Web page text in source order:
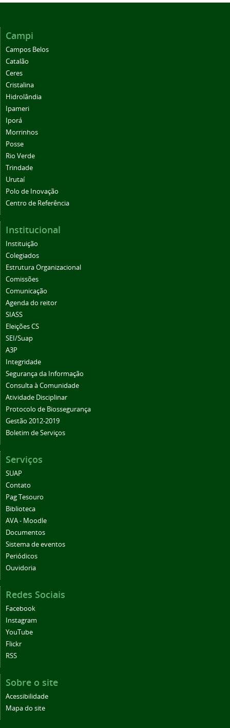
Campi
Campos Belos
Catalão
Ceres
Cristalina
Hidrolândia
Ipameri
Iporá
Morrinhos
Posse
Rio Verde
Trindade
Urutaí
Polo de Inovação
Centro de Referência
Institucional
Instituição
Colegiados
Estrutura Organizacional
Comissões
Comunicação
Agenda do reitor
SIASS
Eleições CS
SEI/Suap
A3P
Integridade
Segurança da Informação
Consulta à Comunidade
Atividade Disciplinar
Protocolo de Biossegurança
Gestão 2012-2019
Boletim de Serviços
Serviços
SUAP
Contato
Pag Tesouro
Biblioteca
AVA - Moodle
Documentos
Sistema de eventos
Periódicos
Ouvidoria
Redes Sociais
Facebook
Instagram
YouTube
Flickr
RSS
Sobre o site
Acessibilidade
Mapa do site